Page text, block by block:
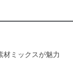
材ミックスが魅力